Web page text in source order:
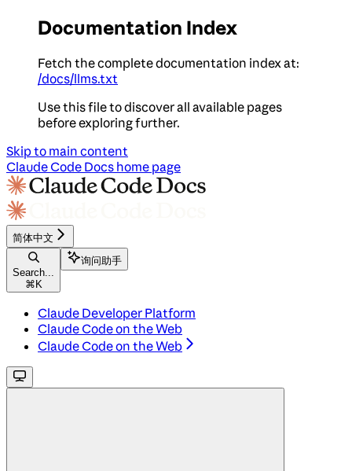
Documentation Index
Fetch the complete documentation index at:
/docs/llms.txt
Use this file to discover all available pages
before exploring further.
Skip to main content
Claude Code Docs home page
简体中文
Search...
⌘ K
询问助手
Claude Developer Platform
Claude Code on the Web
Claude Code on the Web